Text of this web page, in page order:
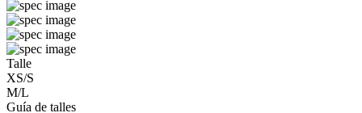
Talle
XS/S
M/L
Guía de talles